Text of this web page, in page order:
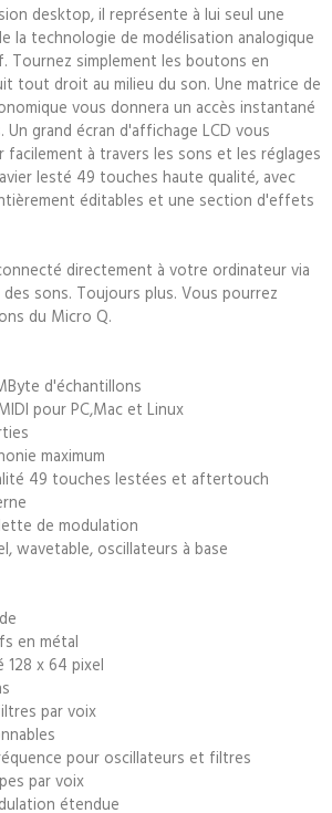
desktop, il représente à lui seul une
la technologie de modélisation analogique
Tournez simplement les boutons en
tout droit au milieu du son. Une matrice de
vous donnera un accès instantané
Un grand écran d'affichage LCD vous
facilement à travers les sons et les réglages
lesté 49 touches haute qualité, avec
éditables et une section d'effets
directement à votre ordinateur via
sons. Toujours plus. Vous pourrez
du Micro Q.
d'échantillons
pour PC,Mac et Linux
maximum
49 touches lestées et aftertouch
de modulation
wavetable, oscillateurs à base
en métal
128 x 64 pixel
par voix
pour oscillateurs et filtres
par voix
étendue